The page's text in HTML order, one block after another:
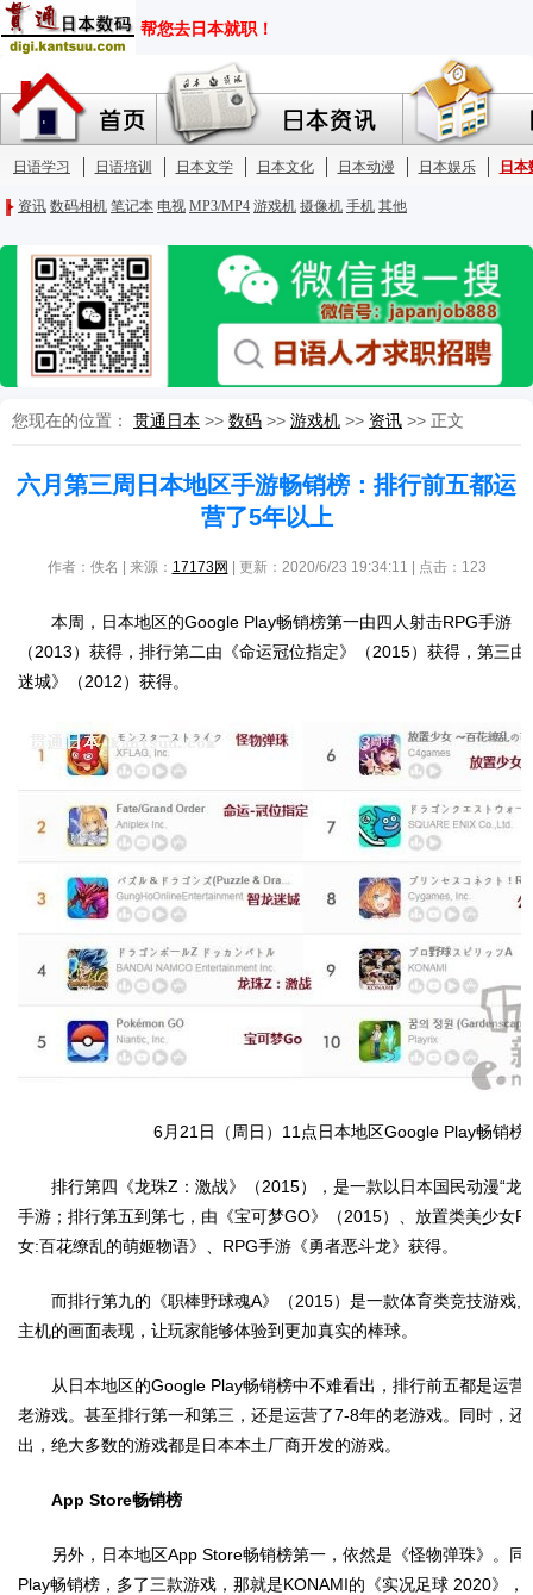
您现在的位置： 贯通日本 >> 数码 >> 游戏机 >> 资讯 >> 正文
六月第三周日本地区手游畅销榜：排行前五都运
营了5年以上
作者：佚名 | 来源： 17173网 | 更新：2020/6/23 19:34:11 | 点击： 123
本周，日本地区的Google Play畅销榜第一由四人射击RPG手游《
（2013）获得，排行第二由《命运冠位指定》（2015）获得，第三
迷城》（2012）获得。
6月21日（周日）11点日本地区Google Play畅销榜
排行第四《龙珠Z：激战》（2015），是一款以日本国民动漫“龙
手游；排行第五到第七，由《宝可梦GO》（2015）、放置类美少女
女:百花缭乱的萌姬物语》、RPG手游《勇者恶斗龙》获得。
而排行第九的《职棒野球魂A》（2015）是一款体育类竞技游戏,
主机的画面表现，让玩家能够体验到更加真实的棒球。
从日本地区的Google Play畅销榜中不难看出，排行前五都是运营
老游戏。甚至排行第一和第三，还是运营了7-8年的老游戏。同时，还
出，绝大多数的游戏都是日本本土厂商开发的游戏。
App Store畅销榜
另外，日本地区App Store畅销榜第一，依然是《怪物弹珠》。同
Play畅销榜，多了三款游戏，那就是KONAMI的《实况足球 2020》，